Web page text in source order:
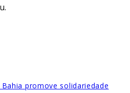
promove solidariedade